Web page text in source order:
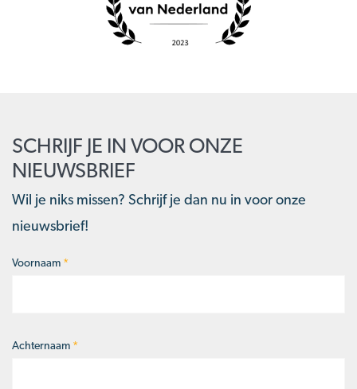
SCHRIJF JE IN VOOR ONZE
NIEUWSBRIEF
Wil je niks missen? Schrijf je dan nu in voor onze
nieuwsbrief!
Naam*
Voornaam *
Achternaam *